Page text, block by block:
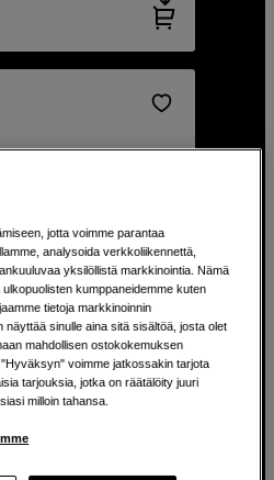
Grey
jotta voimme parantaa
analysoida verkkoliikennettä,
yksilöllistä markkinointia. Nämä
kumppaneidemme kuten
tietoja markkinoinnin
sinulle aina sitä sisältöä, josta olet
mahdollisen ostokokemuksen
voimme jatkossakin tarjota
tarjouksia, jotka on räätälöity juuri
milloin tahansa.